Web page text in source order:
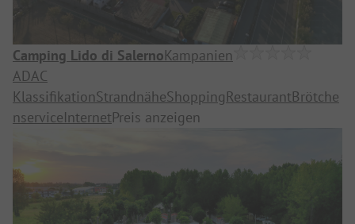
Camping Lido di SalernoKampanien
ADAC
KlassifikationStrandnäheShoppingRestaurantBrötche
nserviceInternetPreis anzeigen